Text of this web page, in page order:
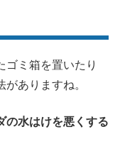
ゴミ箱を置いたり
ありますね。
の水はけを悪くする